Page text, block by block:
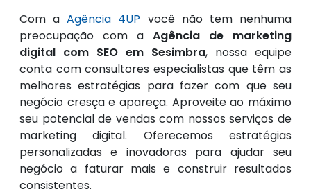
Com aAgência 4UP você não tem nenhuma
preocupação com a Agência de marketing
digital com SEO em Sesimbra, nossa equipe
conta com consultores especialistas que têm as
melhores estratégias para fazer com que seu
negócio cresça e apareça. Aproveite ao máximo
seu potencial de vendas com nossos serviços de
marketing digital. Oferecemos estratégias
personalizadas e inovadoras para ajudar seu
negócio a faturar mais e construir resultados
consistentes.